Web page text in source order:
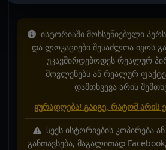
ისტორიაში მოხსენიებული
და ლოკაციები შესაძლოა იყოს
უკავშირდებოდეს რეალურ
მოვლენებს ან რეალურ
დამთხვევა არის
ყურადღება! გაიგე, რატომ არის
სექს ისტორიების კოპირება
განთავსება, მაგალითად